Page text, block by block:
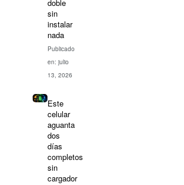
doble
sin
instalar
nada
Publicado
en: julio
13, 2026
Este
celular
aguanta
dos
días
completos
sin
cargador